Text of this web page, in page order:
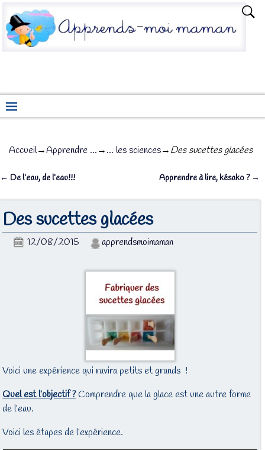
Accueil→Apprendre ...→... les sciences→Des sucettes glacées
← De l’eau, de l’eau!!! Apprendre à lire, késako ? →
Des sucettes glacées
12/08/2015 apprendsmoimaman
Voici une expérience qui ravira petits et grands !
Quel est l’objectif ?Comprendre que la glace est une autre forme
de l’eau.
Voici les étapes de l’expérience.